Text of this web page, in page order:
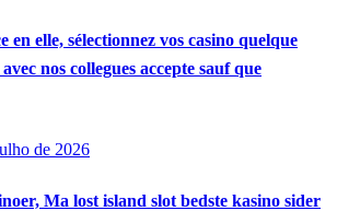
en elle, sélectionnez vos casino quelque
nos collegues accepte sauf que
de 2026
Ma lost island slot bedste kasino sider